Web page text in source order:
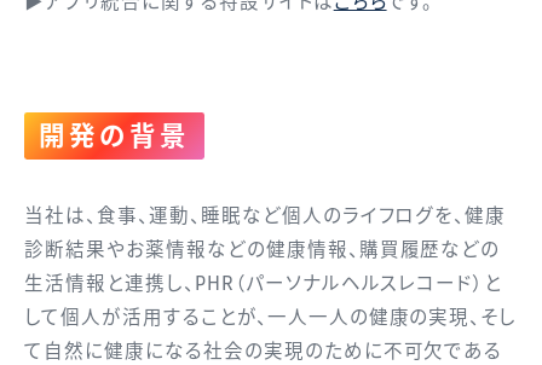
開発の背景
当社は、食事、運動、睡眠など個人のライフログを、健康
診断結果やお薬情報などの健康情報、購買履歴などの
生活情報と連携し、PHR（パーソナルヘルスレコード）と
して個人が活用することが、一人一人の健康の実現、そし
て自然に健康になる社会の実現のために不可欠である